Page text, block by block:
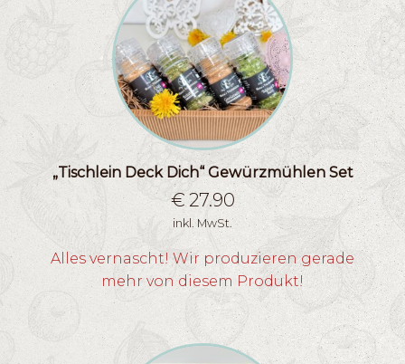
„Tischlein Deck Dich“ Gewürzmühlen Set
€ 27.90
inkl. MwSt.
Alles vernascht! Wir produzieren gerade
mehr von diesem Produkt!